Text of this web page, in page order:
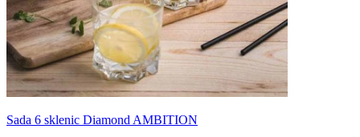
Sada 6 sklenic Diamond AMBITION